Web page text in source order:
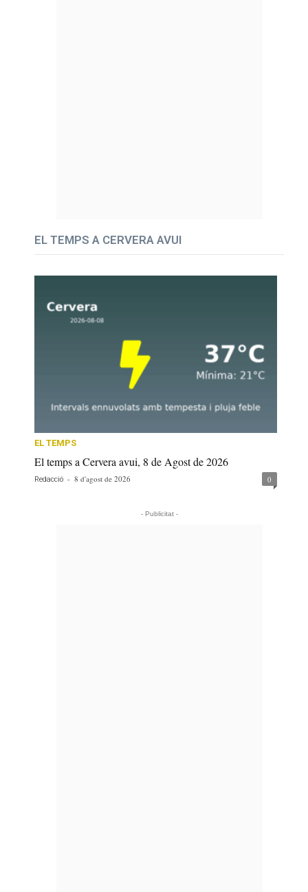
EL TEMPS A CERVERA AVUI
EL TEMPS
El temps a Cervera avui, 8 de Agost de 2026
Redacció - 8 d'agost de 2026 0
- Publicitat -